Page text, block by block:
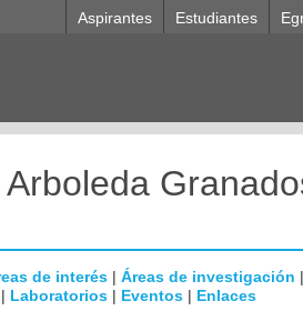
Aspirantes Estudiantes
de interés | Áreas de investigación
| Laboratorios | Eventos | Enlaces